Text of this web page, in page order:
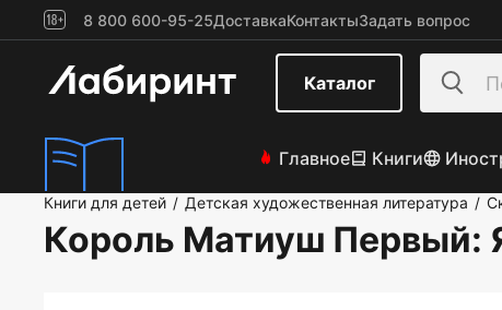
8 800 600-95-25ДоставкаКонтактыЗадать вопрос
Каталог
Главное Книги
Книги для детей / Детская художественная литература /
Король Матиуш Первый: